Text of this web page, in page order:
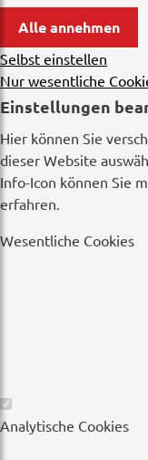
Alle annehmen
Selbst einstellen
Nur wesentliche
Einstellungen
Hier können Sie
dieser Website
Info-Icon können Sie
erfahren.
Wesentliche Cookies
Wesentliche
Cookies
Analytische Cookies